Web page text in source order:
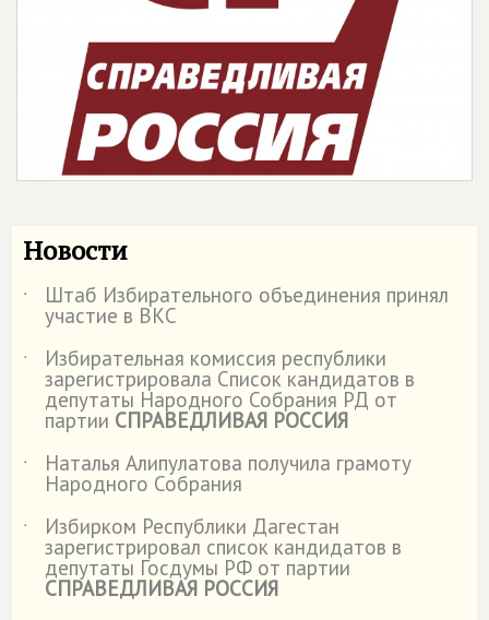
Новости
˙ Штаб Избирательного объединения принял
участие в ВКС
˙
Избирательная комиссия республики
зарегистрировала Список кандидатов в
депутаты Народного Собрания РД от
партии СПРАВЕДЛИВАЯ РОССИЯ
˙
Наталья Алипулатова получила грамоту
Народного Собрания
˙
Избирком Республики Дагестан
зарегистрировал список кандидатов в
депутаты Госдумы РФ от партии
СПРАВЕДЛИВАЯ РОССИЯ